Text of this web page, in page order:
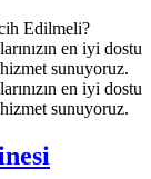
Edilmeli?
en iyi dostu
sunuyoruz.
en iyi dostu
sunuyoruz.